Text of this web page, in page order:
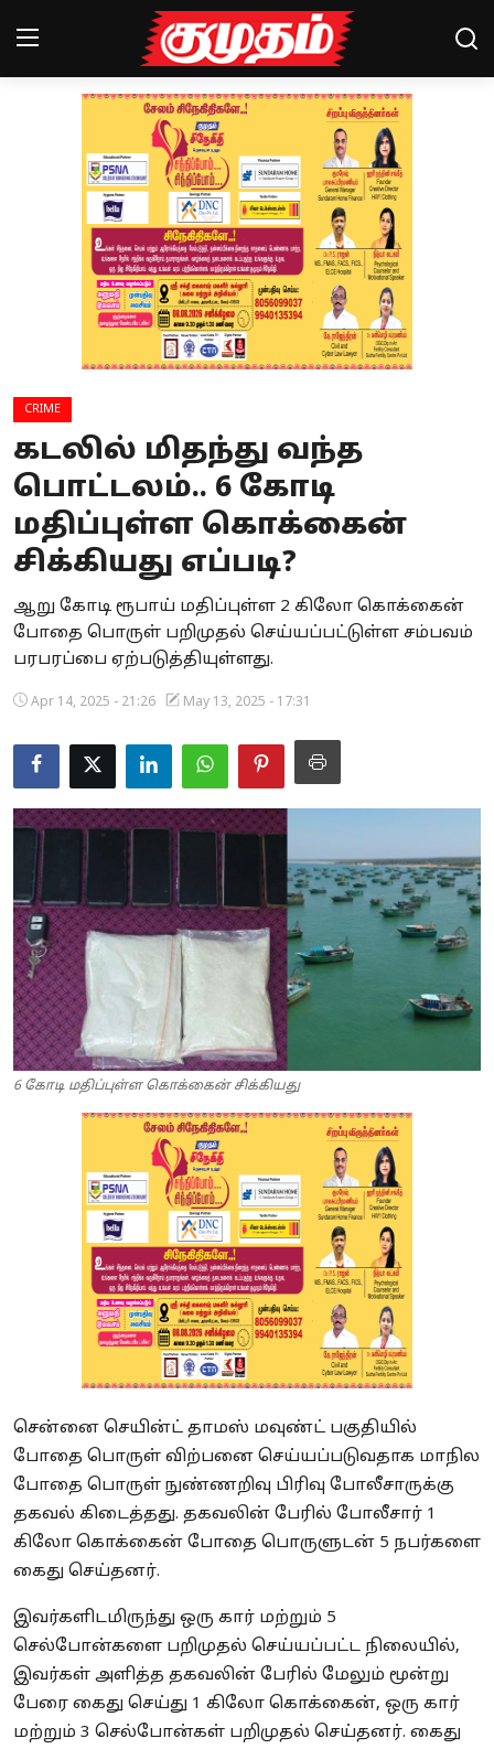
Magazines
Special Story
Business
Crime
Tamilnadu
National
Astrology
Spirituality
Weather
Politics
CRIME
கடலில் மிதந்து வந்த
பொட்டலம்.. 6 கோடி
மதிப்புள்ள கொக்கைன்
சிக்கியது எப்படி?
ஆறு கோடி ரூபாய் மதிப்புள்ள 2 கிலோ கொக்கைன்
போதை பொருள் பறிமுதல் செய்யப்பட்டுள்ள சம்பவம்
பரபரப்பை ஏற்படுத்தியுள்ளது.
Apr 14, 2025 - 21:26 May 13, 2025 - 17:31
6 கோடி மதிப்புள்ள கொக்கைன் சிக்கியது
சென்னை செயின்ட் தாமஸ் மவுண்ட் பகுதியில்
போதை பொருள் விற்பனை செய்யப்படுவதாக மாநில
போதை பொருள் நுண்ணறிவு பிரிவு போலீசாருக்கு
தகவல் கிடைத்தது. தகவலின் பேரில் போலீசார் 1
கிலோ கொக்கைன் போதை பொருளுடன் 5 நபர்களை
கைது செய்தனர்.
இவர்களிடமிருந்து ஒரு கார் மற்றும் 5
செல்போன்களை பறிமுதல் செய்யப்பட்ட நிலையில்,
இவர்கள் அளித்த தகவலின் பேரில் மேலும் மூன்று
பேரை கைது செய்து 1 கிலோ கொக்கைன், ஒரு கார்
மற்றும் 3 செல்போன்கள் பறிமுதல் செய்தனர். கைது